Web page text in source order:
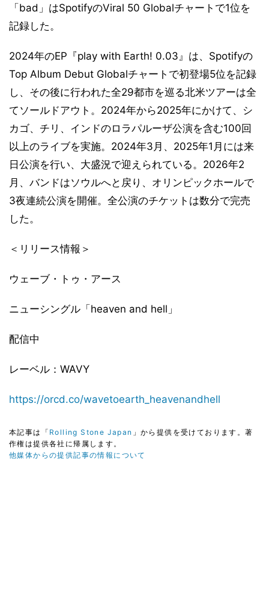
「bad」はSpotifyのViral 50 Globalチャートで1位を
記録した。
2024年のEP『play with Earth! 0.03』は、Spotifyの
Top Album Debut Globalチャートで初登場5位を記録
し、その後に行われた全29都市を巡る北米ツアーは全
てソールドアウト。2024年から2025年にかけて、シ
カゴ、チリ、インドのロラパルーザ公演を含む100回
以上のライブを実施。2024年3月、2025年1月には来
日公演を行い、大盛況で迎えられている。2026年2
月、バンドはソウルへと戻り、オリンピックホールで
3夜連続公演を開催。全公演のチケットは数分で完売
した。
＜リリース情報＞
ウェーブ・トゥ・アース
ニューシングル「heaven and hell」
配信中
レーベル：WAVY
https://orcd.co/wavetoearth_heavenandhell
本記事は「 Rolling Stone Japan 」から提供を受けております。著
作権は提供各社に帰属します。
他媒体からの提供記事の情報について